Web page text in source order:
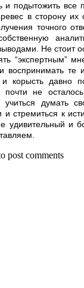
и подытожить все
в сторону их
точного
Не стоит
“экспертным”
и воспринимать
и корысть давно
почти не
учиться думать
стремиться к
удивительный и
post comments